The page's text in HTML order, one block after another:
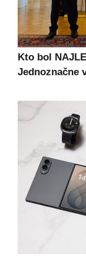
Kto bol
Jednoznačne